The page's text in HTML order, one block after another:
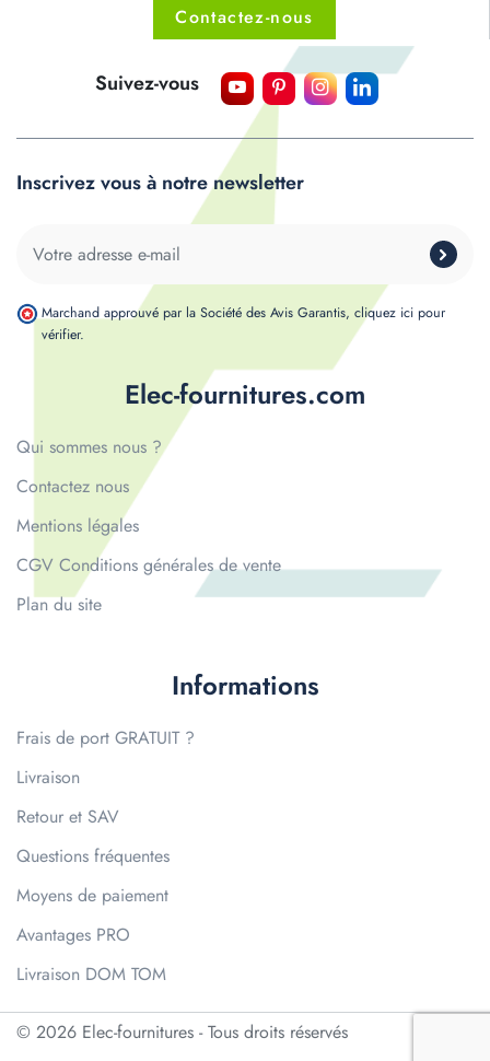
Contactez-nous
Elec-fournitures.com
Qui sommes nous ?
Contactez nous
Mentions légales
CGV Conditions générales de vente
Plan du site
Informations
Frais de port GRATUIT ?
Livraison
Retour et SAV
Questions fréquentes
Moyens de paiement
Avantages PRO
Livraison DOM TOM
Suivez-vous
Inscrivez vous à notre newsletter
Marchand approuvé par la Société des Avis Garantis, cliquez ici pour
vérifier.
© 2026 Elec-fournitures - Tous droits réservés